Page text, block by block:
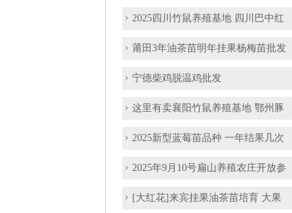
2025四川竹鼠养殖基地 四川巴中红
莆田3年油茶苗明年挂果杨梅苗批发
宁德柴鸡脱温鸡批发
这里有卖襄阳竹鼠养殖基地 鄂州豚
2025新型蓝莓苗品种 一年结果几次
2025年9月10号扁山养殖农庄开放参
[大红花]来宾挂果油茶苗培育 大果